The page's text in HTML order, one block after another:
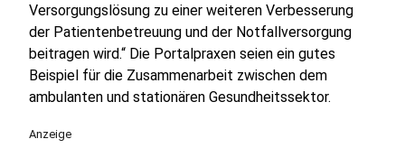
Versorgungslösung zu einer weiteren Verbesserung
der Patientenbetreuung und der Notfallversorgung
beitragen wird.“ Die Portalpraxen seien ein gutes
Beispiel für die Zusammenarbeit zwischen dem
ambulanten und stationären Gesundheitssektor.
Anzeige